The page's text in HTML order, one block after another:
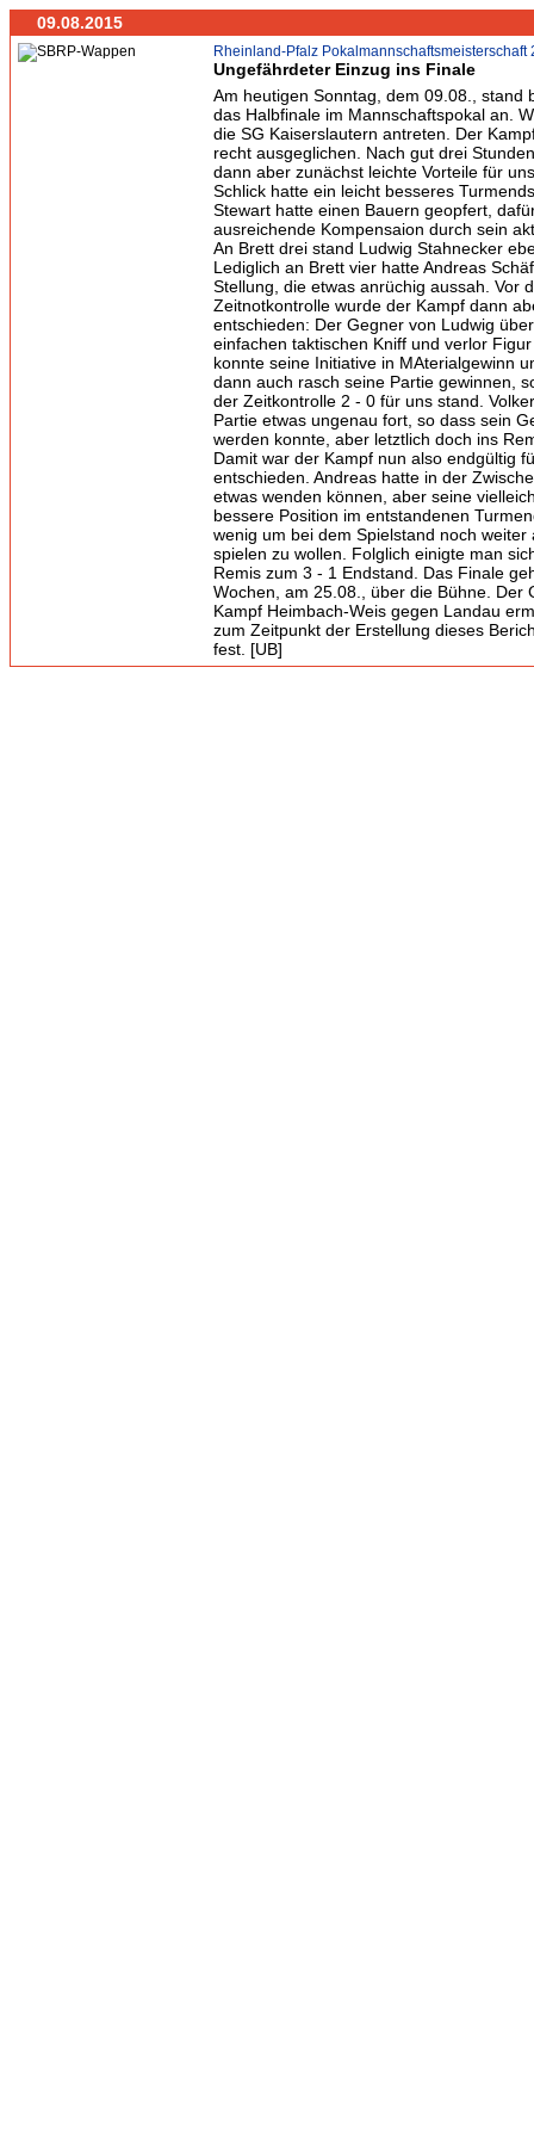
09.08.2015
Rheinland-Pfalz Pokalmannschaftsmeisterschaft
Ungefährdeter Einzug ins Finale
Am heutigen Sonntag, dem 09.08., stand
das Halbfinale im Mannschaftspokal an.
die SG Kaiserslautern antreten. Der
recht ausgeglichen. Nach gut drei
dann aber zunächst leichte Vorteile für
Schlick hatte ein leicht besseres
Stewart hatte einen Bauern geopfert,
ausreichende Kompensaion durch sein
An Brett drei stand Ludwig Stahnecker
Lediglich an Brett vier hatte Andreas
Stellung, die etwas anrüchig aussah. Vor
Zeitnotkontrolle wurde der Kampf dann
entschieden: Der Gegner von Ludwig
einfachen taktischen Kniff und verlor
konnte seine Initiative in MAterialgewinn
dann auch rasch seine Partie gewinnen,
der Zeitkontrolle 2 - 0 für uns stand.
Partie etwas ungenau fort, so dass sein
werden konnte, aber letztlich doch ins
Damit war der Kampf nun also endgültig
entschieden. Andreas hatte in der
etwas wenden können, aber seine
bessere Position im entstandenen
wenig um bei dem Spielstand noch weiter
spielen zu wollen. Folglich einigte man
Remis zum 3 - 1 Endstand. Das Finale
Wochen, am 25.08., über die Bühne. Der
Kampf Heimbach-Weis gegen Landau
zum Zeitpunkt der Erstellung dieses
fest. [UB]